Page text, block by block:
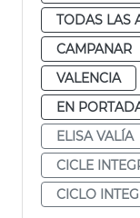
TODAS LAS
CAMPANAR
VALENCIA
EN
ELISA VALÍA
CICLE
CICLO